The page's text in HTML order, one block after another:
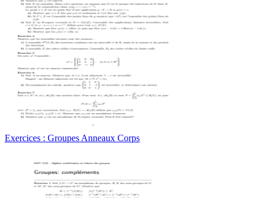
Exercices : Groupes Anneaux Corps